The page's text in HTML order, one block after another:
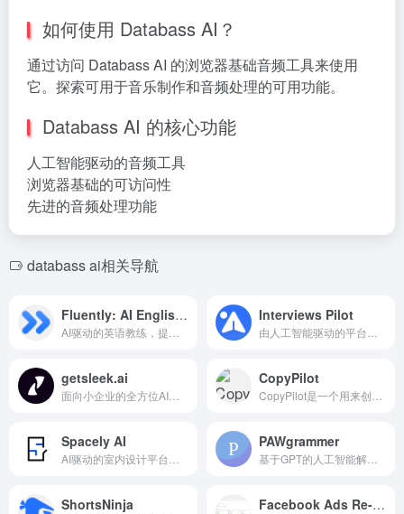
如何使用 Databass AI？
通过访问 Databass AI 的浏览器基础音频工具来使用
它。探索可用于音乐制作和音频处理的可用功能。
Databass AI 的核心功能
人工智能驱动的音频工具
浏览器基础的可访问性
先进的音频处理功能
databass ai相关导航
Fluently: AI English coach Interviews Pilot
getsleek.ai CopyPilot
Spacely AI PAWgrammer
ShortsNinja Facebook Ads Re-edit